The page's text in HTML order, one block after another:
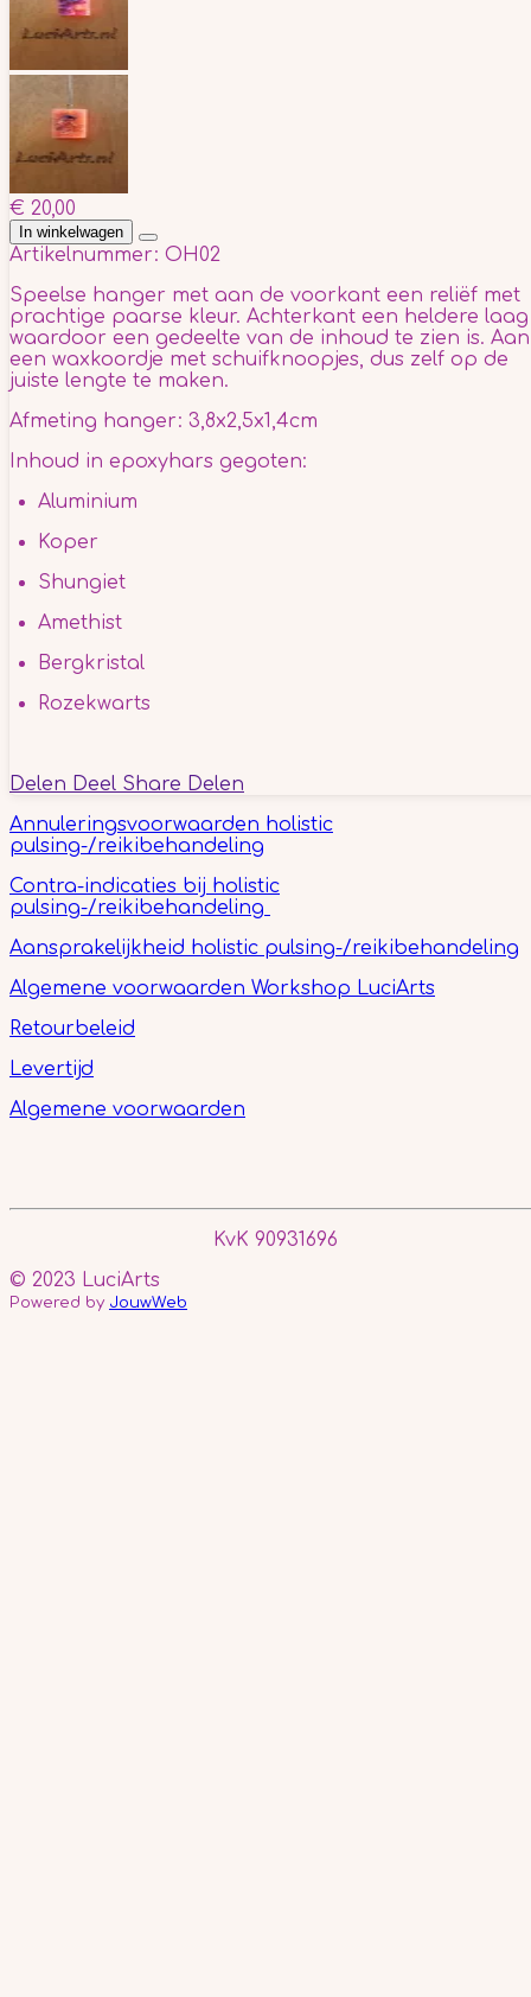
€ 20,00
In winkelwagen
Artikelnummer: OH02
Speelse hanger met aan de voorkant een reliëf met
prachtige paarse kleur. Achterkant een heldere laag
waardoor een gedeelte van de inhoud te zien is. Aan
een waxkoordje met schuifknoopjes, dus zelf op de
juiste lengte te maken.
Afmeting hanger: 3,8x2,5x1,4cm
Inhoud in epoxyhars gegoten:
Aluminium
Koper
Shungiet
Amethist
Bergkristal
Rozekwarts
Delen Deel Share Delen
Annuleringsvoorwaarden holistic
pulsing-/reikibehandeling
Contra-indicaties bij holistic
pulsing-/reikibehandeling
Aansprakelijkheid holistic pulsing-/reikibehandeling
Algemene voorwaarden Workshop LuciArts
Retourbeleid
Levertijd
Algemene voorwaarden
KvK 90931696
© 2023 LuciArts
Powered by JouwWeb